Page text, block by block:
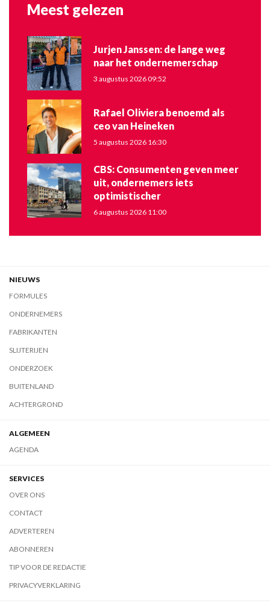
Meest gelezen
Jurjen Janssen: de lange weg
naar het ondernemerschap
3 augustus 2026 09:52
Rafael Oliviera benoemd als
ceo van Heineken
5 augustus 2026 16:30
CBS: Consumenten geven meer
uit, ondernemers iets
optimistischer
6 augustus 2026 11:00
NIEUWS
FORMULES
ONDERNEMERS
FABRIKANTEN
SLIJTERIJEN
ONDERZOEK
BUITENLAND
ACHTERGROND
ALGEMEEN
AGENDA
SERVICES
OVER ONS
CONTACT
ADVERTEREN
ABONNEREN
TIP VOOR DE REDACTIE
PRIVACYVERKLARING